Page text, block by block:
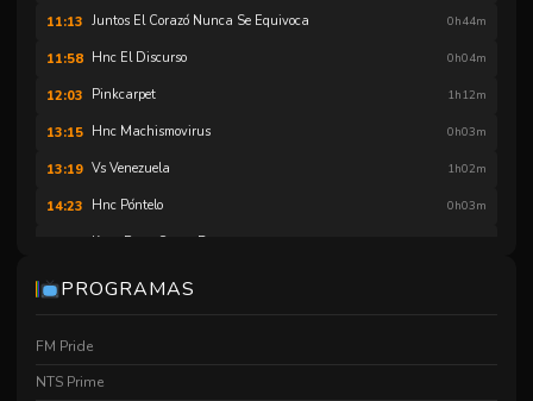
11:13 Juntos El Corazó Nunca Se Equivoca 0h44m
11:58 Hnc El Discurso 0h04m
12:03 Pinkcarpet 1h12m
13:15 Hnc Machismovirus 0h03m
13:19 Vs Venezuela 1h02m
14:23 Hnc Póntelo 0h03m
Katy Perry Sweet Dreams
15:15 Homo Nova Capítulo Responsadol Ultra Pro
16:04 Hnc ¿cómo Te Sentirías
16:07 The Big Gay Musical
PROGRAMAS
FM Pride
NTS Prime